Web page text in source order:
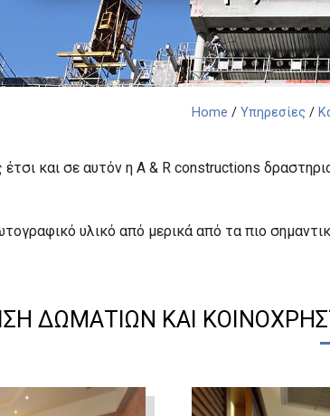
Home / Υπηρεσίες/
και σε αυτόν η A & R constructions
υλικό από μερικά από τα πιο
ΔΩΜΑΤΊΩΝ ΚΑΙ